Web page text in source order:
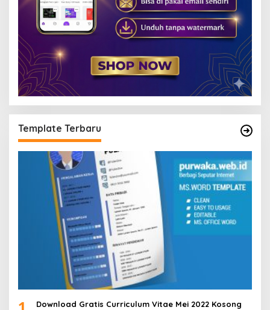
Template Terbaru
Download Gratis Curriculum Vitae Mei 2022 Kosong